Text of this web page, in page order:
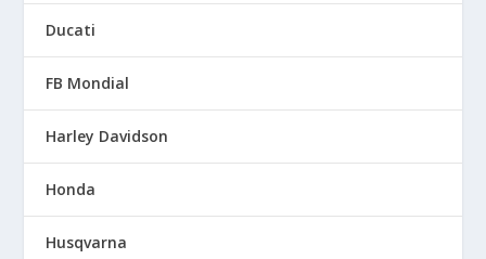
Ducati
FB Mondial
Harley Davidson
Honda
Husqvarna